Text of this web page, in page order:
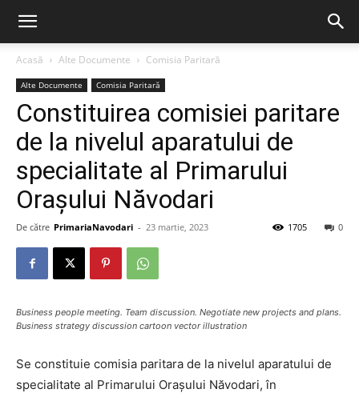
Acasă Alte Documente Comisia Paritară
Alte Documente Comisia Paritară
Constituirea comisiei paritare
de la nivelul aparatului de
specialitate al Primarului
Orașului Năvodari
De către PrimariaNavodari - 23 martie, 2023 0
1705
Business people meeting. Team discussion. Negotiate new projects and plans.
Business strategy discussion cartoon vector illustration
Se constituie comisia paritara de la nivelul aparatului de
specialitate al Primarului Orașului Năvodari, în